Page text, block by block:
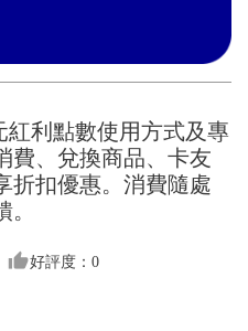
紅利點數使用方式及專
費、兌換商品、卡友
折扣優惠。消費隨處
thumb_up好評度：0